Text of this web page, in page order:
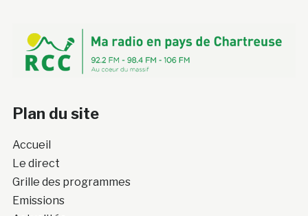
Plan du site
Accueil
Le direct
Grille des programmes
Emissions